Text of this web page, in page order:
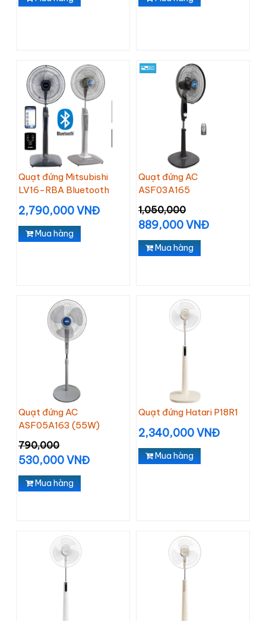
Quạt đứng Mitsubishi
LV16-RBA Bluetooth
2,790,000 VNĐ
Mua hàng
Quạt đứng AC
ASF03A165
1,050,000
889,000 VNĐ
Mua hàng
Quạt đứng AC
ASF05A163 (55W)
790,000
530,000 VNĐ
Mua hàng
Quạt đứng Hatari P18R1
2,340,000 VNĐ
Mua hàng